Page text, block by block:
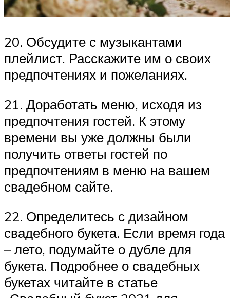
20. Обсудите с музыкантами
плейлист. Расскажите им о своих
предпочтениях и пожеланиях.
21. Доработать меню, исходя из
предпочтения гостей. К этому
времени вы уже должны были
получить ответы гостей по
предпочтениям в меню на вашем
свадебном сайте.
22. Определитесь с дизайном
свадебного букета. Если время года
– лето, подумайте о дубле для
букета. Подробнее о свадебных
букетах читайте в статье